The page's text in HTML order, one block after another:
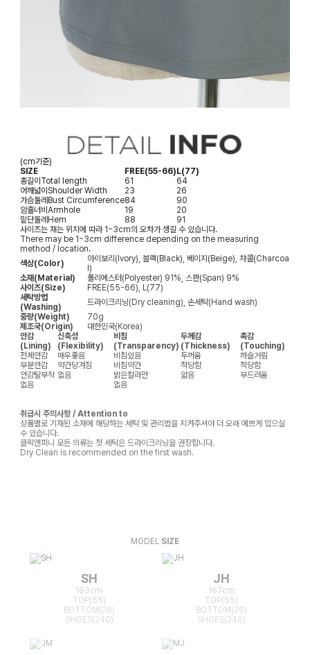
(cm기준)
SIZE
FREE(55-66)L(77)
총길이Total length 61
64
어깨넓이Shoulder Width 23
26
가슴둘레Bust Circumference84
90
암홀너비Armhole 19
20
밑단둘레Hem 88
91
사이즈는 재는 위치에 따라 1~3cm의 오차가 생길 수 있습니다.
There may be 1~3cm difference depending on the measuring
method / location.
색상(Color)
아이보리(Ivory), 블랙(Black), 베이지(Beige), 챠콜(Charcoa
l)
소재(Material)
폴리에스터(Polyester) 91%, 스판(Span) 9%
사이즈(Size)
FREE(55-66), L(77)
세탁방법
(Washing)
드라이크리닝(Dry cleaning), 손세탁(Hand wash)
중량(Weight)
70g
제조국(Origin)
대한민국(Korea)
안감
(Lining)
신축성
(Flexibility)
비침
(Transparency)
두께감
(Thickness)
촉감
(Touching)
전체안감
매우좋음 비침있음 두꺼움
까슬거림
부분안감
약간당겨짐 비침약간 적당함
적당함
안감탈부착 없음 밝은칼라만 얇음
부드러움
없음
없음
취급시 주의사항 / Attention to
상품별로 기재된 소재에 해당하는 세탁 및 관리법을 지켜주셔야 더 오래 예쁘게 입으실
수 있습니다.
클릭앤퍼니 모든 의류는 첫 세탁은 드라이크리닝을 권장합니다.
Dry Clean is recommended on the first wash.
MODEL SIZE
SH
163cm
TOP(55)
BOTTOM(26)
SHOES(240)
JH
167cm
TOP(55)
BOTTOM(26)
SHOES(240)